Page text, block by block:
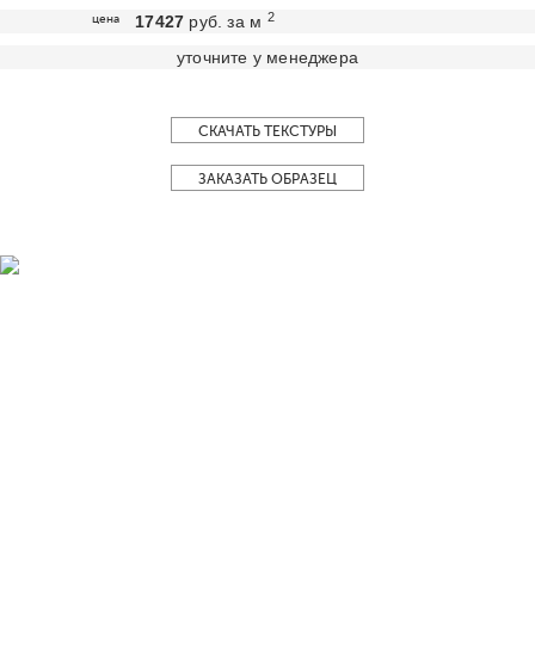
цена 17427 руб. за м 2
уточните у менеджера
СКАЧАТЬ ТЕКСТУРЫ
ЗАКАЗАТЬ ОБРАЗЕЦ